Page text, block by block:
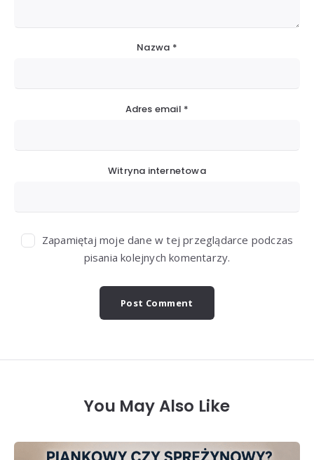
Nazwa *
Adres email *
Witryna internetowa
Zapamiętaj moje dane w tej przeglądarce podczas
pisania kolejnych komentarzy.
You May Also Like